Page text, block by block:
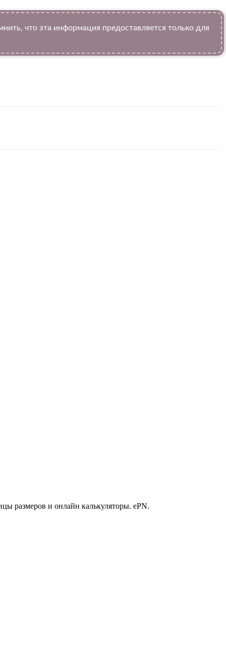
что эта информация предоставляется только для
размеров и онлайн калькуляторы. ePN.